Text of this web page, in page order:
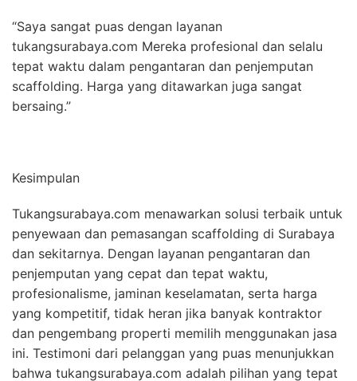
“Saya sangat puas dengan layanan
tukangsurabaya.com Mereka profesional dan selalu
tepat waktu dalam pengantaran dan penjemputan
scaffolding. Harga yang ditawarkan juga sangat
bersaing.”
Kesimpulan
Tukangsurabaya.com menawarkan solusi terbaik untuk
penyewaan dan pemasangan scaffolding di Surabaya
dan sekitarnya. Dengan layanan pengantaran dan
penjemputan yang cepat dan tepat waktu,
profesionalisme, jaminan keselamatan, serta harga
yang kompetitif, tidak heran jika banyak kontraktor
dan pengembang properti memilih menggunakan jasa
ini. Testimoni dari pelanggan yang puas menunjukkan
bahwa tukangsurabaya.com adalah pilihan yang tepat